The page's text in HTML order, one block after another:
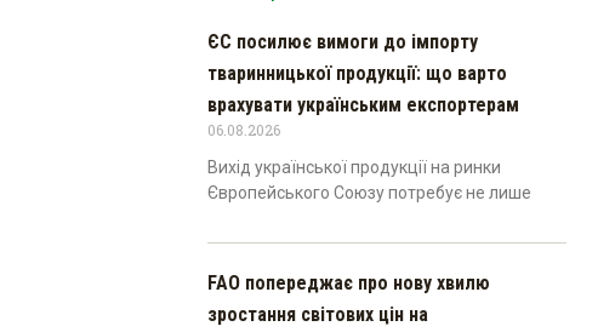
ЄС посилює вимоги до імпорту
тваринницької продукції: що варто
врахувати українським експортерам
06.08.2026
Вихід української продукції на ринки
Європейського Союзу потребує не лише
FAO попереджає про нову хвилю
зростання світових цін на